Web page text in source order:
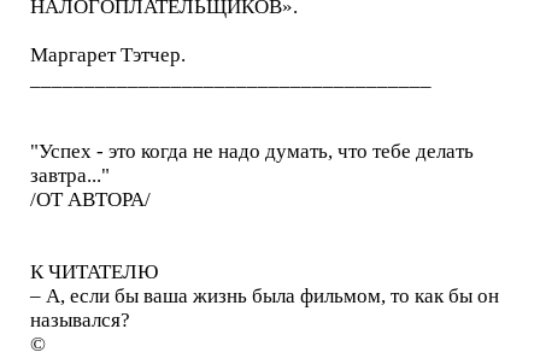
НАЛОГОПЛАТЕЛЬЩИКОВ».
Маргарет Тэтчер.
"Успех - это когда не надо думать, что тебе делать
завтра..."
/ОТ АВТОРА/
К ЧИТАТЕЛЮ
– А, если бы ваша жизнь была фильмом, то как бы он
назывался?
©